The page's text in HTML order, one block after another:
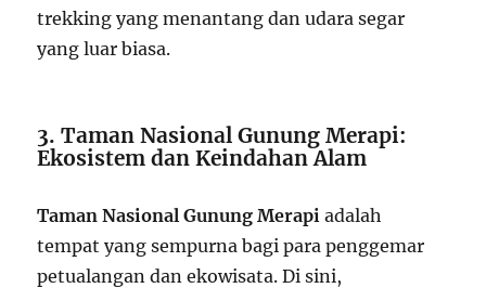
trekking yang menantang dan udara segar
yang luar biasa.
3. Taman Nasional Gunung Merapi:
Ekosistem dan Keindahan Alam
Taman Nasional Gunung Merapi adalah
tempat yang sempurna bagi para penggemar
petualangan dan ekowisata. Di sini,